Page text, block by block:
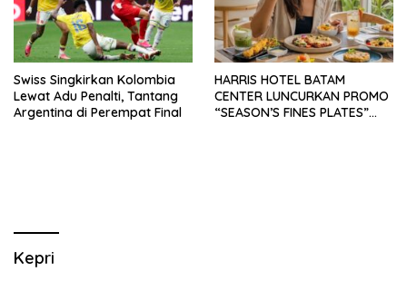
Swiss Singkirkan Kolombia
Lewat Adu Penalti, Tantang
Argentina di Perempat Final
HARRIS HOTEL BATAM
CENTER LUNCURKAN PROMO
“SEASON’S FINES PLATES”
Kepri